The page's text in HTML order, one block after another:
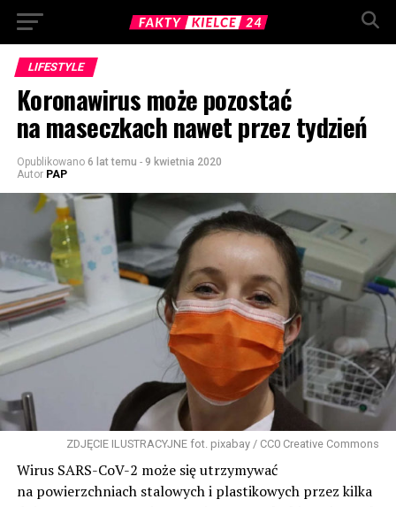
LIFESTYLE
Koronawirus może pozostać
na maseczkach nawet przez tydzień
Opublikowano 6 lat temu - 9 kwietnia 2020
Autor PAP
ZDJĘCIE ILUSTRACYJNE fot. pixabay / CC0 Creative Commons
Wirus SARS-CoV-2 może się utrzymywać
na powierzchniach stalowych i plastikowych przez kilka